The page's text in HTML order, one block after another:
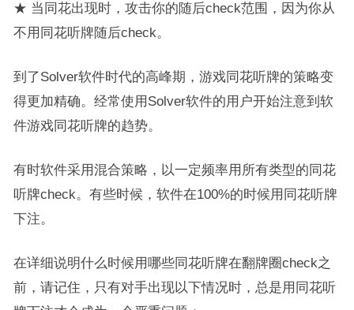
★ 当同花出现时，攻击你的随后check范围，因为你从
不用同花听牌随后check。
到了Solver软件时代的高峰期，游戏同花听牌的策略变
得更加精确。经常使用Solver软件的用户开始注意到软
件游戏同花听牌的趋势。
有时软件采用混合策略，以一定频率用所有类型的同花
听牌check。有些时候，软件在100%的时候用同花听牌
下注。
在详细说明什么时候用哪些同花听牌在翻牌圈check之
前，请记住，只有对手出现以下情况时，总是用同花听